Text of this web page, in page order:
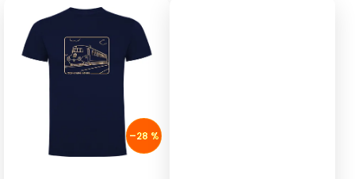
–28 %